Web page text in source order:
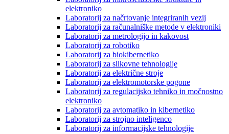
elektroniko
Laboratorij za načrtovanje integriranih vezij
Laboratorij za računalniške metode v elektroniki
Laboratorij za metrologijo in kakovost
Laboratorij za robotiko
Laboratorij za biokibernetiko
Laboratorij za slikovne tehnologije
Laboratorij za električne stroje
Laboratorij za elektromotorske pogone
Laboratorij za regulacijsko tehniko in močnostno
elektroniko
Laboratorij za avtomatiko in kibernetiko
Laboratorij za strojno inteligenco
Laboratorij za informacijske tehnologije